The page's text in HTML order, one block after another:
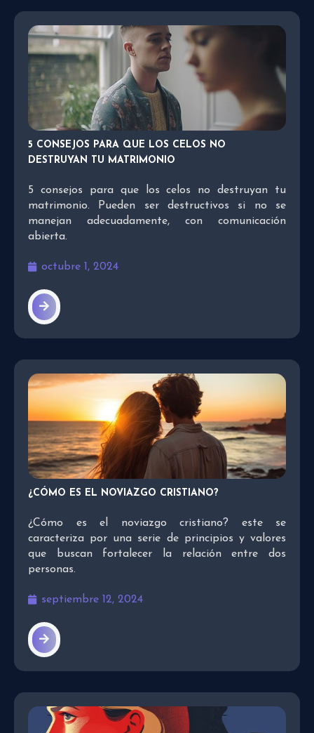
5 CONSEJOS PARA QUE LOS CELOS NO
DESTRUYAN TU MATRIMONIO
5 consejos para que los celos no destruyan tu
matrimonio. Pueden ser destructivos si no se
manejan adecuadamente, con comunicación
abierta.
octubre 1, 2024
¿CÓMO ES EL NOVIAZGO CRISTIANO?
¿Cómo es el noviazgo cristiano? este se
caracteriza por una serie de principios y valores
que buscan fortalecer la relación entre dos
personas.
septiembre 12, 2024